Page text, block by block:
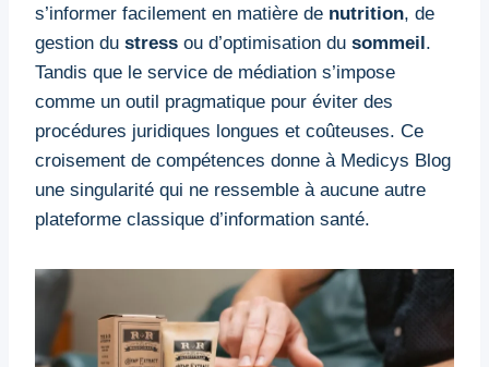
s’informer facilement en matière de nutrition, de
gestion du stress ou d’optimisation du sommeil.
Tandis que le service de médiation s’impose
comme un outil pragmatique pour éviter des
procédures juridiques longues et coûteuses. Ce
croisement de compétences donne à Medicys Blog
une singularité qui ne ressemble à aucune autre
plateforme classique d’information santé.